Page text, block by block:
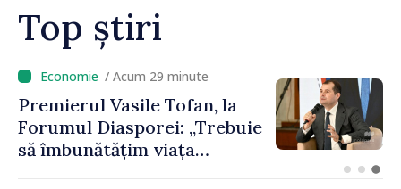
Top știri
/ Acum 12 minute
Un specialist din diaspora își
propune să revină în
Republica Moldova pentru a